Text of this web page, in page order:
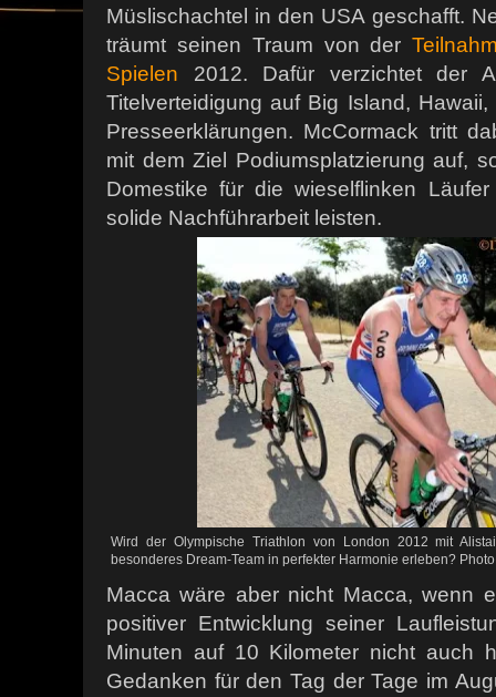
Müslischachtel in den USA geschafft.
träumt seinen Traum von der
Spielen 2012. Dafür verzichtet der
Titelverteidigung auf Big Island,
Presseerklärungen. McCormack tritt
mit dem Ziel Podiumsplatzierung auf,
Domestike für die wieselflinken
solide Nachführarbeit leisten.
Wird der Olympische Triathlon von London 2012 mit
besonderes Dream-Team in perfekter Harmonie erleben?
Macca wäre aber nicht Macca, wenn
positiver Entwicklung seiner
Minuten auf 10 Kilometer nicht auch
Gedanken für den Tag der Tage im